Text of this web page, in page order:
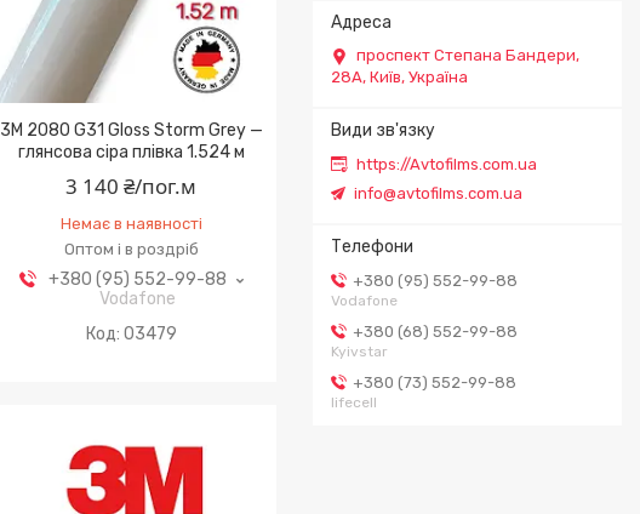
проспект Степана Бандери,
28А, Київ, Україна
https://Avtofilms.com.ua
info@avtofilms.com.ua
+380 (95) 552-99-88
Vodafone
+380 (68) 552-99-88
Kyivstar
+380 (73) 552-99-88
lifecell
3M 2080 G31 Gloss Storm Grey —
глянсова сіра плівка 1.524 м
3 140 ₴/пог.м
Немає в наявності
Оптом і в роздріб
+380 (95) 552-99-88
Vodafone
03479